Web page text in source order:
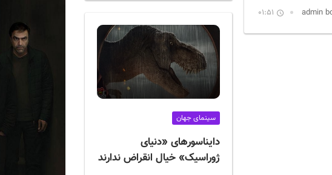
01:51
سینمای جهان
دایناسورهای «دنیای
ژوراسیک» خیال انقراض ندارند